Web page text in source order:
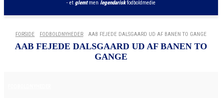
- et glemtmen legendariskfodboldmedie
FORSIDE FODBOLDNYHEDER AAB FEJEDE DALSGAARD UD AF BANEN TO GANGE
AAB FEJEDE DALSGAARD UD AF BANEN TO
GANGE